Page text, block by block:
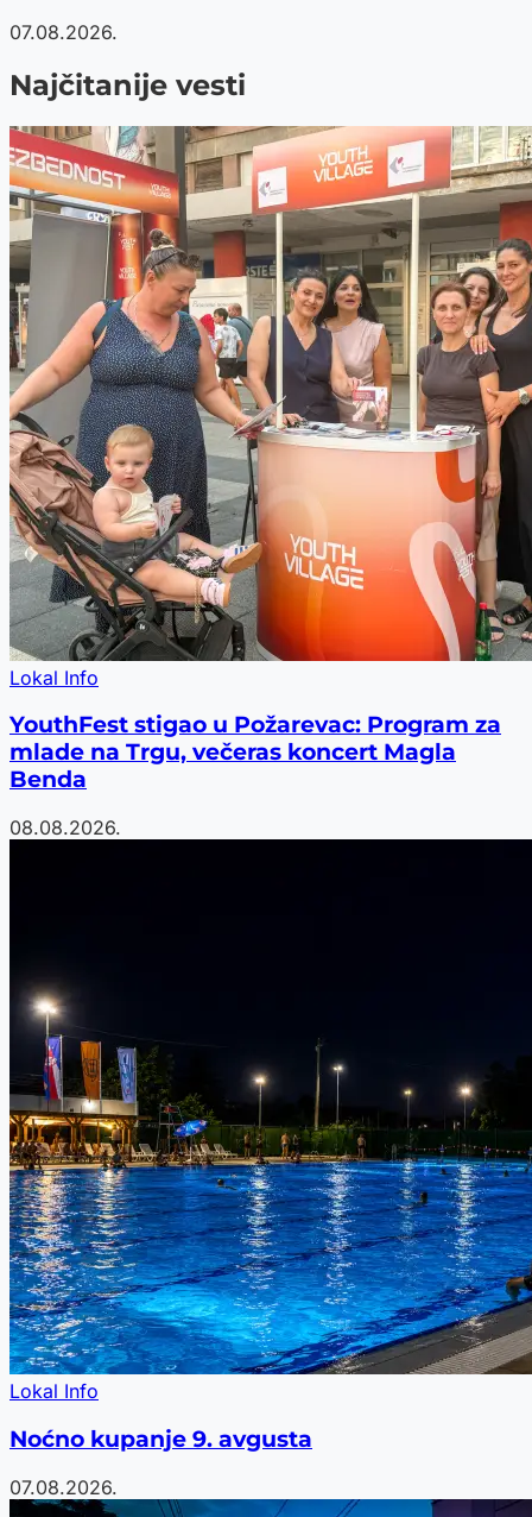
07.08.2026.
Najčitanije vesti
Lokal Info
YouthFest stigao u Požarevac: Program za
mlade na Trgu, večeras koncert Magla
Benda
08.08.2026.
Lokal Info
Noćno kupanje 9. avgusta
07.08.2026.